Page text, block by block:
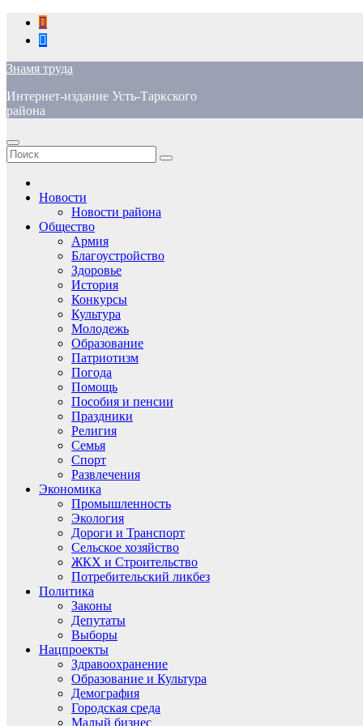
Перейти
содержимому
Знамя труда
Интернет-издание Усть-Таркского
района
Новости
Новости района
Общество
Армия
Благоустройство
Здоровье
История
Конкурсы
Культура
Молодежь
Образование
Патриотизм
Погода
Помощь
Пособия и пенсии
Праздники
Религия
Семья
Спорт
Развлечения
Экономика
Промышленность
Экология
Дороги и Транспорт
Сельское хозяйство
ЖКХ и Строительство
Потребительский ликбез
Политика
Законы
Депутаты
Выборы
Нацпроекты
Здравоохранение
Образование и Культура
Демография
Городская среда
Малый бизнес